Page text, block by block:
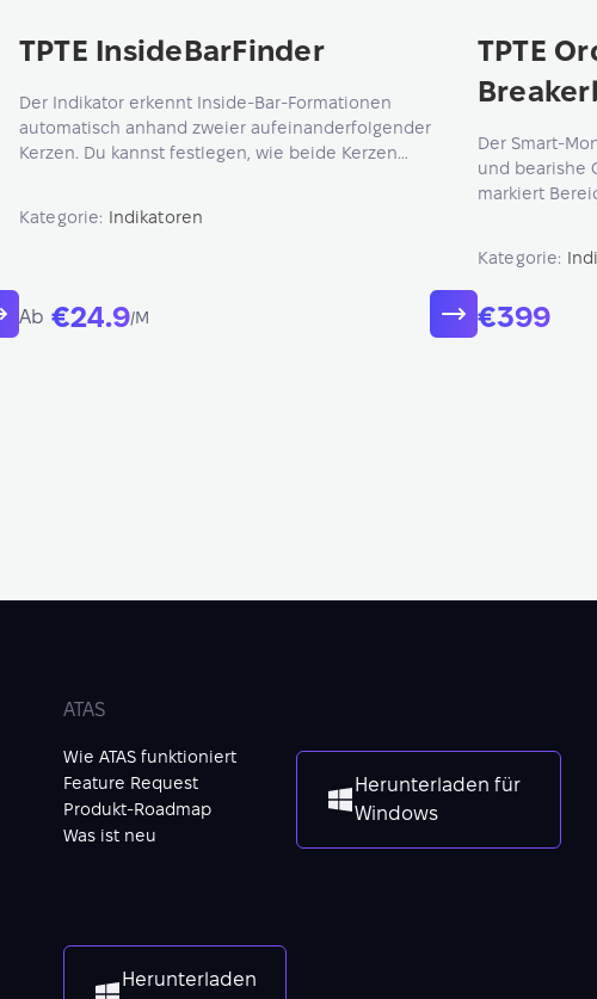
TPTE InsideBarFinder
Der Indikator erkennt Inside-Bar-Formationen
automatisch anhand zweier aufeinanderfolgender
Kerzen. Du kannst festlegen, wie beide Kerzen
Kategorie: Indikatoren
Ab €24.9/M
TPTE
Der
und bearishe
markiert
Kategorie:
€399
ATAS
Wie ATAS funktioniert
Feature Request
Produkt-Roadmap
Was ist neu
Herunterladen
Herunterladen für
Windows